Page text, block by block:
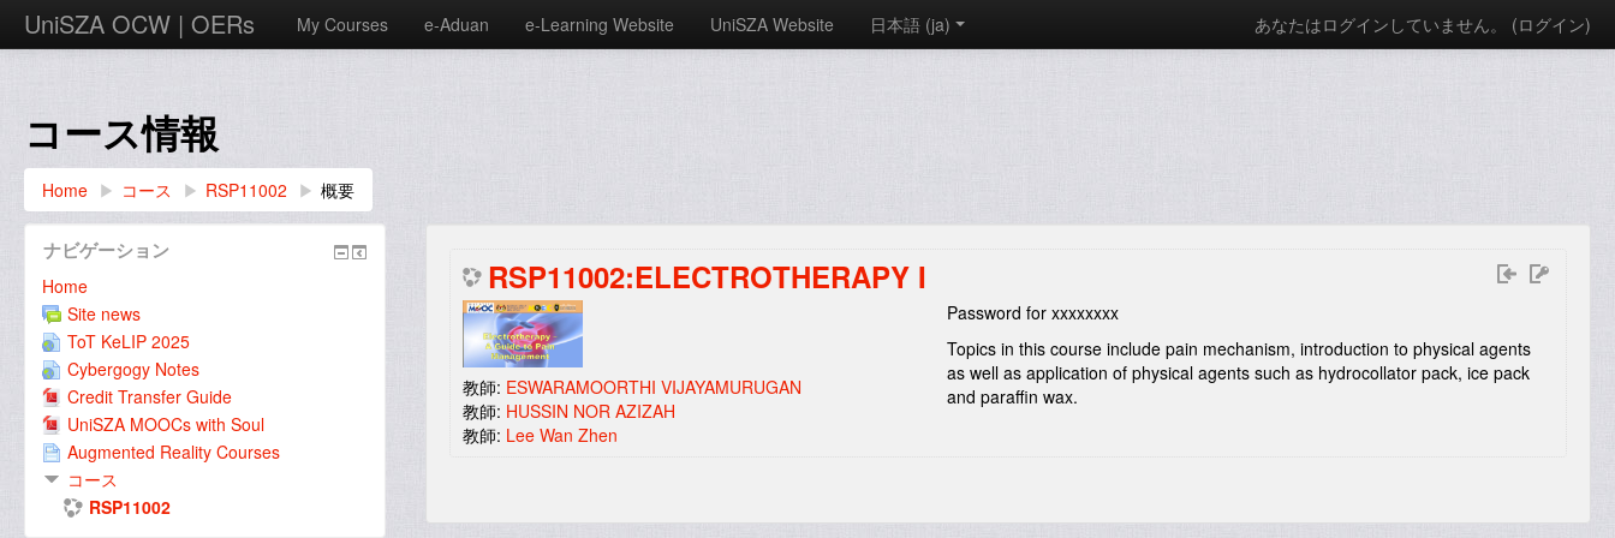
UniSZA OCW | OERs あなたはログインしていません。 (ログイン)
My Courses e-Aduan e-Learning Website UniSZA Website 日本語 ‎(ja)‎
コース情報
Home ▶︎ コース ▶︎ RSP11002 ▶︎ 概要
RSP11002:ELECTROTHERAPY I
Password for xxxxxxxx
Topics in this course include pain mechanism, introduction to physical agents
as well as application of physical agents such as hydrocollator pack, ice pack
and paraffin wax.
教師: ESWARAMOORTHI VIJAYAMURUGAN
教師: HUSSIN NOR AZIZAH
教師: Lee Wan Zhen
ナビゲーション
Home
Site news
ToT KeLIP 2025
Cybergogy Notes
Credit Transfer Guide
UniSZA MOOCs with Soul
Augmented Reality Courses
コース
RSP11002